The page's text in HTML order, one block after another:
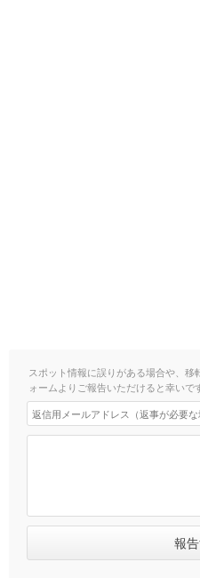
スポット情報に誤りがある場合や、
ォームよりご報告いただけると幸いです